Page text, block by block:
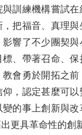
訓練機構嘗試
把福音、真理
響了不少團契
、帶著召命、
會勇於開拓之
，認定甚麼可
的事上創新與
更具革命性的創